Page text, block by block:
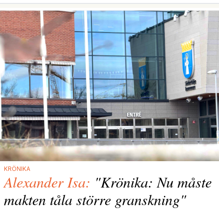
KRÖNIKA
Alexander Isa: "Krönika: Nu måste
makten tåla större granskning"